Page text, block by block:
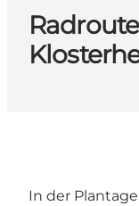
In der